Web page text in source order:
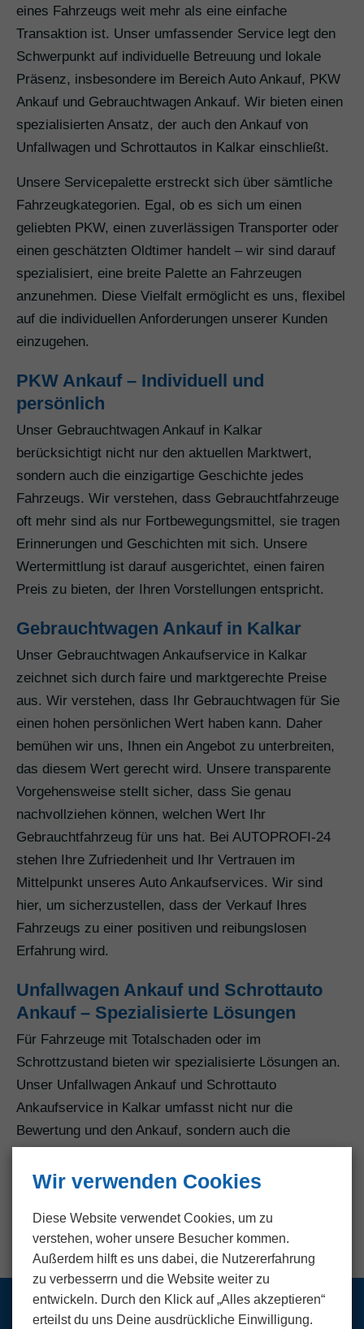
eines Fahrzeugs weit mehr als eine einfache
Transaktion ist. Unser umfassender Service legt den
Schwerpunkt auf individuelle Betreuung und lokale
Präsenz, insbesondere im Bereich Auto Ankauf, PKW
Ankauf und Gebrauchtwagen Ankauf. Wir bieten einen
spezialisierten Ansatz, der auch den Ankauf von
Unfallwagen und Schrottautos in Kalkar einschließt.
Unsere Servicepalette erstreckt sich über sämtliche
Fahrzeugkategorien. Egal, ob es sich um einen
geliebten PKW, einen zuverlässigen Transporter oder
einen geschätzten Oldtimer handelt – wir sind darauf
spezialisiert, eine breite Palette an Fahrzeugen
anzunehmen. Diese Vielfalt ermöglicht es uns, flexibel
auf die individuellen Anforderungen unserer Kunden
einzugehen.
PKW Ankauf – Individuell und
persönlich
Unser Gebrauchtwagen Ankauf in Kalkar
berücksichtigt nicht nur den aktuellen Marktwert,
sondern auch die einzigartige Geschichte jedes
Fahrzeugs. Wir verstehen, dass Gebrauchtfahrzeuge
oft mehr sind als nur Fortbewegungsmittel, sie tragen
Erinnerungen und Geschichten mit sich. Unsere
Wertermittlung ist darauf ausgerichtet, einen fairen
Preis zu bieten, der Ihren Vorstellungen entspricht.
Gebrauchtwagen Ankauf in Kalkar
Unser Gebrauchtwagen Ankaufservice in Kalkar
zeichnet sich durch faire und marktgerechte Preise
aus. Wir verstehen, dass Ihr Gebrauchtwagen für Sie
einen hohen persönlichen Wert haben kann. Daher
bemühen wir uns, Ihnen ein Angebot zu unterbreiten,
das diesem Wert gerecht wird. Unsere transparente
Vorgehensweise stellt sicher, dass Sie genau
nachvollziehen können, welchen Wert Ihr
Gebrauchtfahrzeug für uns hat. Bei AUTOPROFI-24
stehen Ihre Zufriedenheit und Ihr Vertrauen im
Mittelpunkt unseres Auto Ankaufservices. Wir sind
hier, um sicherzustellen, dass der Verkauf Ihres
Fahrzeugs zu einer positiven und reibungslosen
Erfahrung wird.
Unfallwagen Ankauf und Schrottauto
Ankauf – Spezialisierte Lösungen
Für Fahrzeuge mit Totalschaden oder im
Schrottzustand bieten wir spezialisierte Lösungen an.
Unser Unfallwagen Ankauf und Schrottauto
Ankaufservice in Kalkar umfasst nicht nur die
Bewertung und den Ankauf, sondern auch die
verstehen die besonderen Herausforderungen bei
Betreuung von der Abholung bis zur Entsorgung.
Wir verwenden Cookies
Diese Website verwendet Cookies, um zu
verstehen, woher unsere Besucher kommen.
Außerdem hilft es uns dabei, die Nutzer­erfahrung
zu verbesserrn und die Website weiter zu
entwickeln. Durch den Klick auf „Alles akzeptieren“
erteilst du uns Deine ausdrückliche Einwilligung.